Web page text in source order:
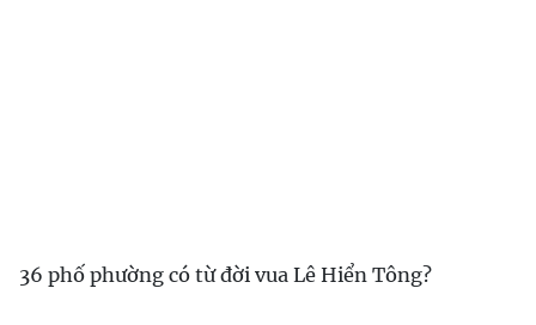
36 phố phường có từ đời vua Lê Hiển Tông?